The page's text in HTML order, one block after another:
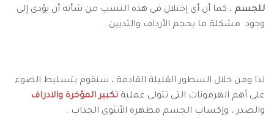
للجسم ، كما أن أى إختلال فى هذه النسب من شأنه أن يؤدى إلى
وجود مشكلة ما بحجم الأرداف والثديين ..
لذا ومن خلال السطور القليلة القادمة ، سنقوم بتسليط الضوء
على أهم الهرمونات التى تتولى عملية تكبير المؤخرة والادراف
والصدر ، وإكساب الجسم مظهره الأنثوى الجذاب .